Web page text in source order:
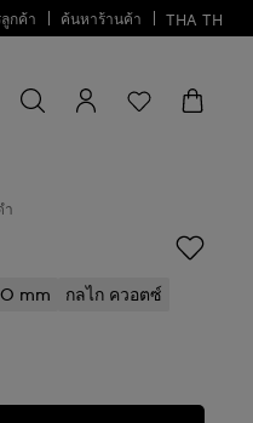
กค้า ค้นหาร้านค้า THA TH
บาง
สิ่ง
ำ
mm กลไก ควอตซ์